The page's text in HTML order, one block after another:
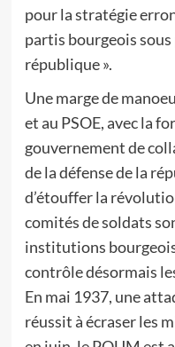
pour la stratégie
partis bourgeois
république ».
Une marge de
et au PSOE, avec la
gouvernement de
de la défense de la
d’étouffer la
comités de soldats
institutions
contrôle désormais
En mai 1937, une
réussit à écraser les